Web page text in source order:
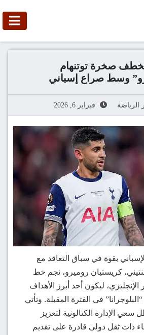
صخرة توتنهام
وسط صراع إسباني
الرياضة فبراير 6, 2026
بقوة في سباق التعاقد مع
كريستيان روميرو، نجم خط
الإنجليزي، ليكون أحد أبرز الأهداف
في الفترة المقبلة. وتأتي
الإدارة الكتالونية لتعزيز
ذات ثقل دولي قادرة على تقديم